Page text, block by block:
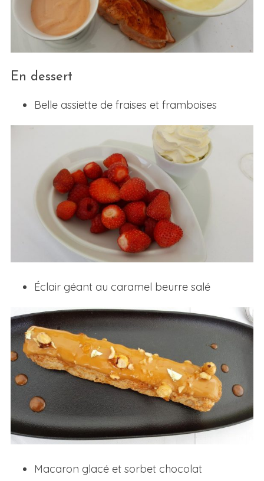
En dessert
Belle assiette de fraises et framboises
Éclair géant au caramel beurre salé
Macaron glacé et sorbet chocolat
S
e
a
h
o
: